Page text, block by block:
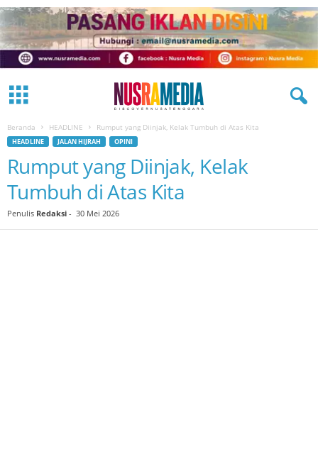
Beranda HEADLINE Rumput yang Diinjak, Kelak Tumbuh di Atas Kita
HEADLINE JALAN HIJRAH OPINI
Rumput yang Diinjak, Kelak
Tumbuh di Atas Kita
Penulis Redaksi - 30 Mei 2026